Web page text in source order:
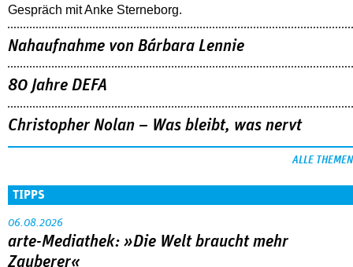
Gespräch mit Anke Sterneborg.
Nahaufnahme von Bárbara Lennie
80 Jahre DEFA
Christopher Nolan – Was bleibt, was nervt
ALLE THEMEN
TIPPS
06.08.2026
arte-Mediathek: »Die Welt braucht mehr
Zauberer«